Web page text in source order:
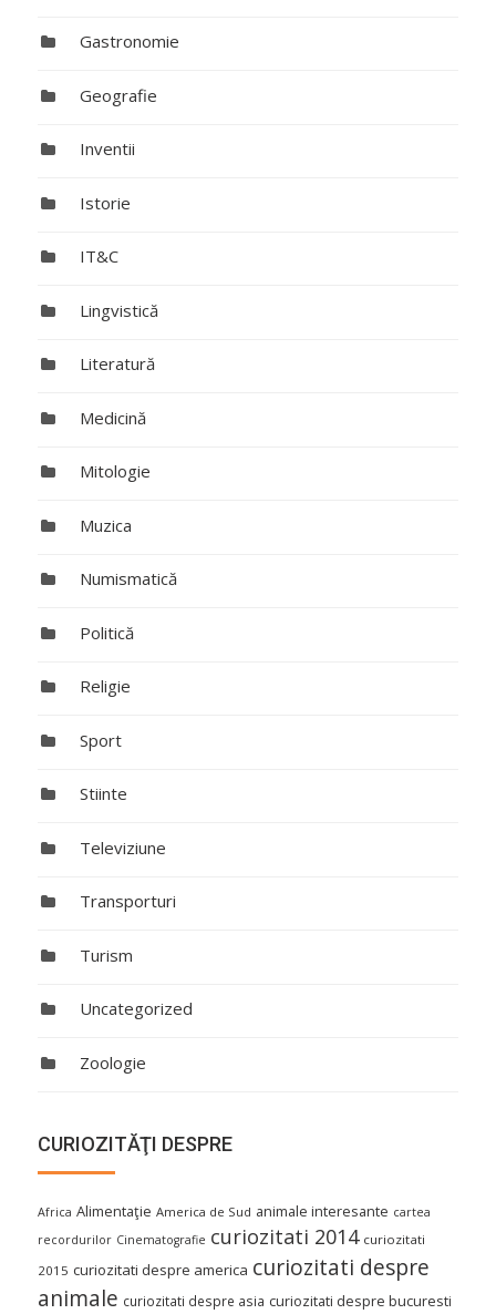
Gastronomie
Geografie
Inventii
Istorie
IT&C
Lingvistică
Literatură
Medicină
Mitologie
Muzica
Numismatică
Politică
Religie
Sport
Stiinte
Televiziune
Transporturi
Turism
Uncategorized
Zoologie
CURIOZITĂŢI DESPRE
Africa Alimentaţie America de Sud animale interesante cartea
recordurilor Cinematografie curiozitati 2014 curiozitati
2015 curiozitati despre america curiozitati despre
animale curiozitati despre asia curiozitati despre bucuresti